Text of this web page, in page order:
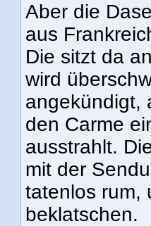
Aber die
aus
Die sitzt da
wird
angekündigt,
den Carme
ausstrahlt.
mit der
tatenlos rum,
beklatschen.